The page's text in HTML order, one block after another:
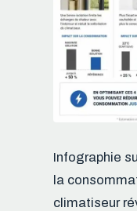
Infographie
la
climatiseur